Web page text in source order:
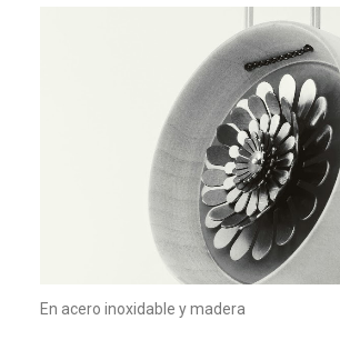
En acero inoxidable y madera